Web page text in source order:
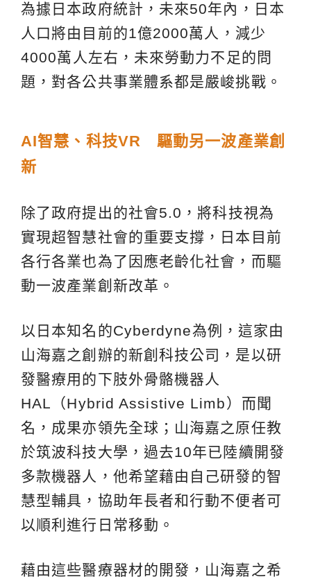
為據日本政府統計，未來50年內，日本
人口將由目前的1億2000萬人，減少
4000萬人左右，未來勞動力不足的問
題，對各公共事業體系都是嚴峻挑戰。
AI智慧 、 科技VR 驅動另一波產業創
新
除了政府提出的社會5.0，將科技視為
實現超智慧社會的重要支撐，日本目前
各行各業也為了因應老齡化社會，而驅
動一波產業創新改革。
以日本知名的Cyberdyne為例，這家由
山海嘉之創辦的新創科技公司，是以研
發醫療用的下肢外骨骼機器人
HAL（Hybrid Assistive Limb）而聞
名，成果亦領先全球；山海嘉之原任教
於筑波科技大學，過去10年已陸續開發
多款機器人，他希望藉由自己研發的智
慧型輔具，協助年長者和行動不便者可
以順利進行日常移動。
藉由這些醫療器材的開發，山海嘉之希